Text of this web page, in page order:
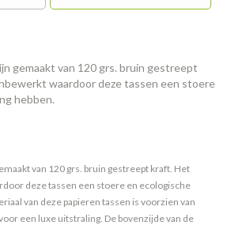
gemaakt van 120 grs. bruin gestreept
waardoor deze tassen een stoere
hebben.
van 120 grs. bruin gestreept kraft. Het
deze tassen een stoere en ecologische
van deze papieren tassen is voorzien van
een luxe uitstraling. De bovenzijde van de